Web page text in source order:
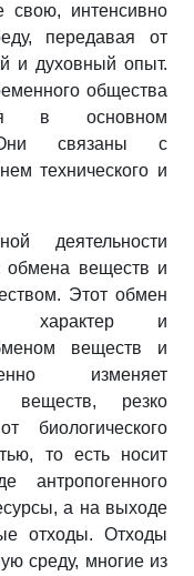
свою, интенсивно
передавая от
и духовный опыт.
общества
в основном
Они связаны с
технического и
деятельности
обмена веществ и
Этот обмен
характер и
веществ и
изменяет
веществ, резко
биологического
то есть носит
антропогенного
а на выходе
отходы. Отходы
среду, многие из